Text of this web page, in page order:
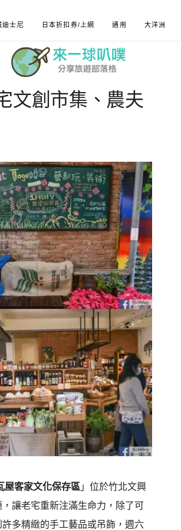
迪士尼 日本折扣券/上網 通用 大洋洲
文創市集、農夫
屋客家文化保存區 」位於竹北文興
讓老宅重新注滿生命力，除了可
許多精緻的手工藝品或吊飾，週六